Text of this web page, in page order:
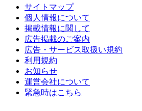
サイトマップ
個人情報について
掲載情報に関して
広告掲載のご案内
広告・サービス取扱い規約
利用規約
お知らせ
運営会社について
緊急時はこちら